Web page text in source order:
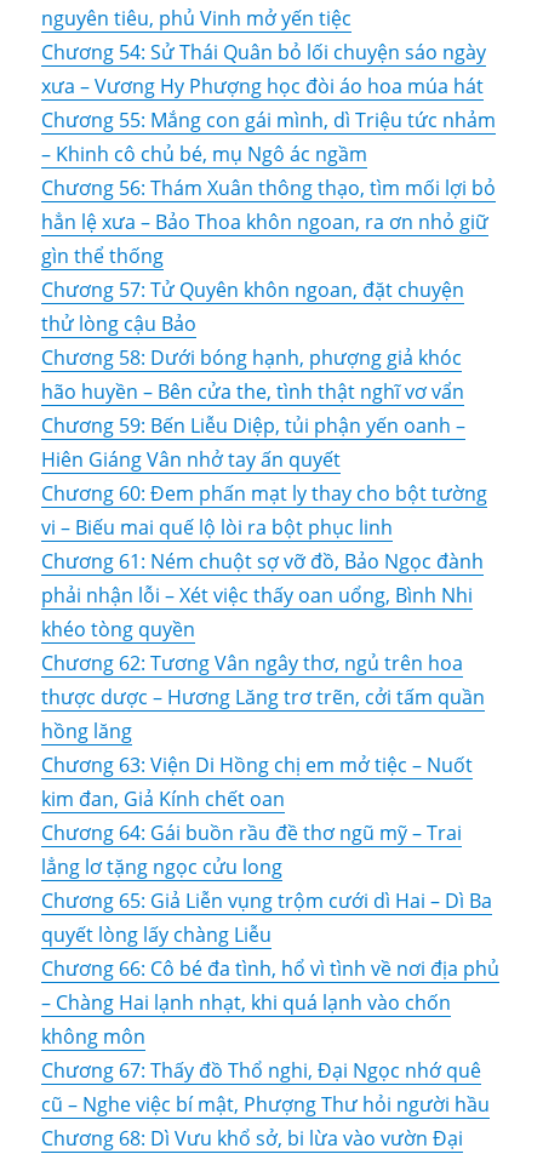
nguyên tiêu, phủ Vinh mở yến tiệc
Chương 54: Sử Thái Quân bỏ lối chuyện sáo ngày
xưa – Vương Hy Phượng học đòi áo hoa múa hát
Chương 55: Mắng con gái mình, dì Triệu tức nhảm
– Khinh cô chủ bé, mụ Ngô ác ngầm
Chương 56: Thám Xuân thông thạo, tìm mối lợi bỏ
hẳn lệ xưa – Bảo Thoa khôn ngoan, ra ơn nhỏ giữ
gìn thể thống
Chương 57: Tử Quyên khôn ngoan, đặt chuyện
thử lòng cậu Bảo
Chương 58: Dưới bóng hạnh, phượng giả khóc
hão huyền – Bên cửa the, tình thật nghĩ vơ vẩn
Chương 59: Bến Liễu Diệp, tủi phận yến oanh –
Hiên Giáng Vân nhở tay ấn quyết
Chương 60: Đem phấn mạt ly thay cho bột tường
vi – Biếu mai quế lộ lòi ra bột phục linh
Chương 61: Ném chuột sợ vỡ đồ, Bảo Ngọc đành
phải nhận lỗi – Xét việc thấy oan uổng, Bình Nhi
khéo tòng quyền
Chương 62: Tương Vân ngây thơ, ngủ trên hoa
thược dược – Hương Lăng trơ trẽn, cởi tấm quần
hồng lăng
Chương 63: Viện Di Hồng chị em mở tiệc – Nuốt
kim đan, Giả Kính chết oan
Chương 64: Gái buồn rầu đề thơ ngũ mỹ – Trai
lẳng lơ tặng ngọc cửu long
Chương 65: Giả Liễn vụng trộm cưới dì Hai – Dì Ba
quyết lòng lấy chàng Liễu
Chương 66: Cô bé đa tình, hổ vì tình về nơi địa phủ
– Chàng Hai lạnh nhạt, khi quá lạnh vào chốn
không môn
Chương 67: Thấy đồ Thổ nghi, Đại Ngọc nhớ quê
cũ – Nghe việc bí mật, Phượng Thư hỏi người hầu
Chương 68: Dì Vưu khổ sở, bi lừa vào vườn Đại